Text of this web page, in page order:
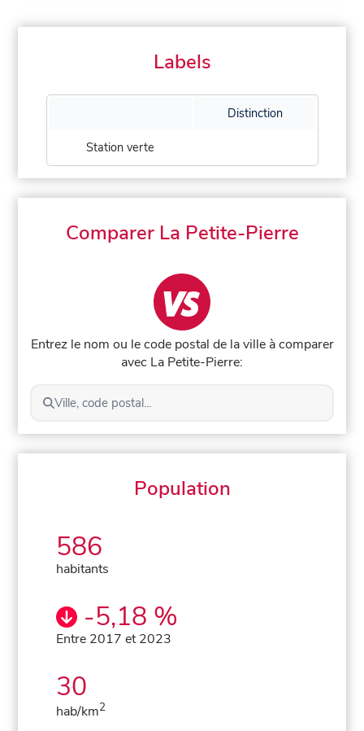
Labels
Distinction
Station verte
Comparer La Petite-Pierre
Entrez le nom ou le code postal de la ville à comparer
avec La Petite-Pierre:
Ville, code postal...
Population
586
habitants
-5,18 %
Entre 2017 et 2023
30
hab/km2